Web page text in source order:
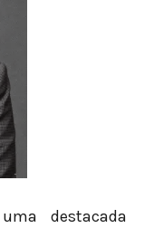
destacada